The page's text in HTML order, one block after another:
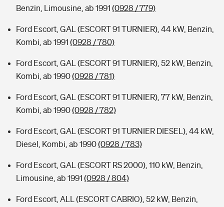
Benzin, Limousine, ab 1991 (0928 / 779)
Ford Escort, GAL (ESCORT 91 TURNIER), 44 kW, Benzin,
Kombi, ab 1991 (0928 / 780)
Ford Escort, GAL (ESCORT 91 TURNIER), 52 kW, Benzin,
Kombi, ab 1990(0928 / 781)
Ford Escort, GAL (ESCORT 91 TURNIER), 77 kW, Benzin,
Kombi, ab 1990(0928 / 782)
Ford Escort, GAL (ESCORT 91 TURNIER DIESEL), 44 kW,
Diesel, Kombi, ab 1990(0928 / 783)
Ford Escort, GAL (ESCORT RS 2000), 110 kW, Benzin,
Limousine, ab 1991 (0928 / 804)
Ford Escort, ALL (ESCORT CABRIO), 52 kW, Benzin,